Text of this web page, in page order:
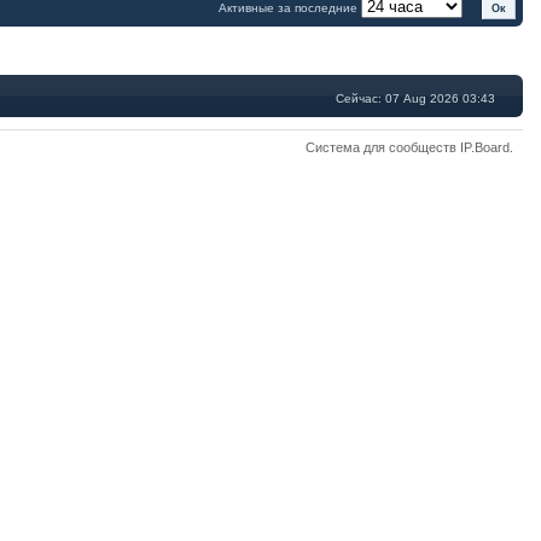
Активные за последние
Сейчас: 07 Aug 2026 03:43
Система для сообществ IP.Board